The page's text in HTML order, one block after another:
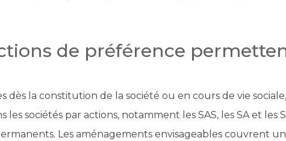
de préférence
la constitution de la société ou en cours de vie
les sociétés par actions, notamment les SAS, les SA et
Les aménagements envisageables couvrent